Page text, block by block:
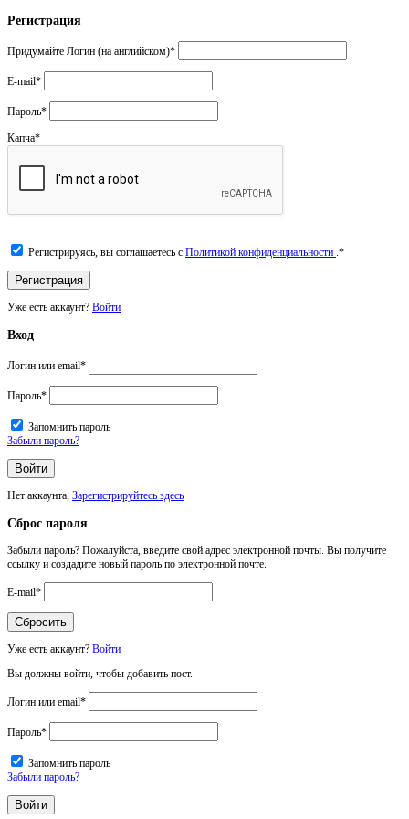
Регистрация
Придумайте Логин (на английском)*
E-mail*
Пароль*
Капча*
Регистрируясь, вы соглашаетесь с Политикой конфиденциальности .*
Уже есть аккаунт? Войти
Вход
Логин или email*
Пароль*
Запомнить пароль
Забыли пароль?
Нет аккаунта, Зарегистрируйтесь здесь
Сброс пароля
Забыли пароль? Пожалуйста, введите свой адрес электронной почты. Вы получите
ссылку и создадите новый пароль по электронной почте.
E-mail*
Уже есть аккаунт? Войти
Вы должны войти, чтобы добавить пост.
Логин или email*
Пароль*
Запомнить пароль
Забыли пароль?